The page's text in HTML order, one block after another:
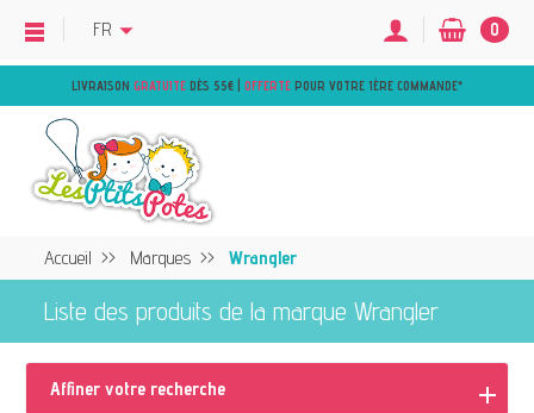
LIVRAISON GRATUITE DÈS 55€ | OFFERTE POUR VOTRE 1ÈRE COMMANDE*
FR 0
Accueil Marques Wrangler
Liste des produits de la marque Wrangler
Affiner votre recherche